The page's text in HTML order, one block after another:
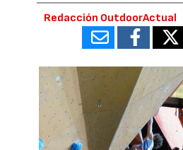
Redacción OutdoorActual